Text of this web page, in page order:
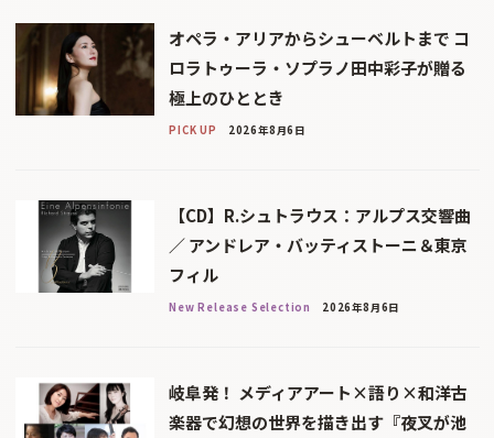
オペラ・アリアからシューベルトまで コ
ロラトゥーラ・ソプラノ田中彩子が贈る
極上のひととき
PICK UP 2026年8月6日
【CD】R.シュトラウス：アルプス交響曲
／ アンドレア・バッティストーニ＆東京
フィル
New Release Selection 2026年8月6日
岐阜発！ メディアアート×語り×和洋古
楽器で幻想の世界を描き出す『夜叉が池